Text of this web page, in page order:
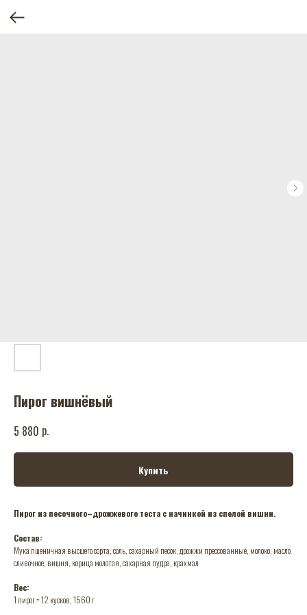
Пирог вишнёвый
5 880 р.
Купить
Пирог из песочного–дрожжевого теста с начинкой из спелой вишни.
Состав:
Мука пшеничная высшего сорта, соль, сахарный песок, дрожжи прессованные, молоко, масло
сливочное, вишня, корица молотая, сахарная пудра, крахмал
Вес:
1 пирог = 12 кусков, 1560 г